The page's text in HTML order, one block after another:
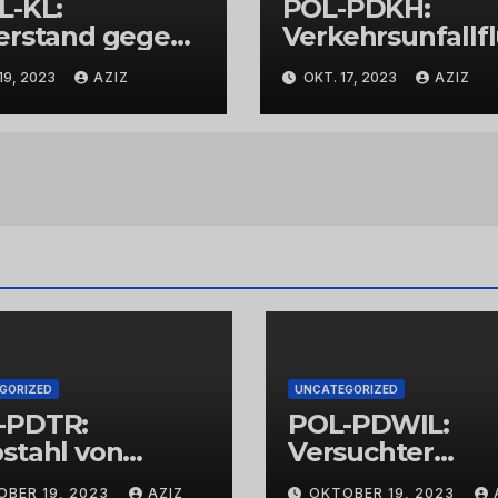
KL:
gegen
2023 AZIZ
POL-PDKH:
t nach
Abbiegevorgang
OKT. 17, 2023 AZIZ
PDTR:
von
19, 2023 AZIZ
UNCATEGORIZED
POL-PDWIL:
Versuchter
Einbruch im
OKTOBER 19, 2023